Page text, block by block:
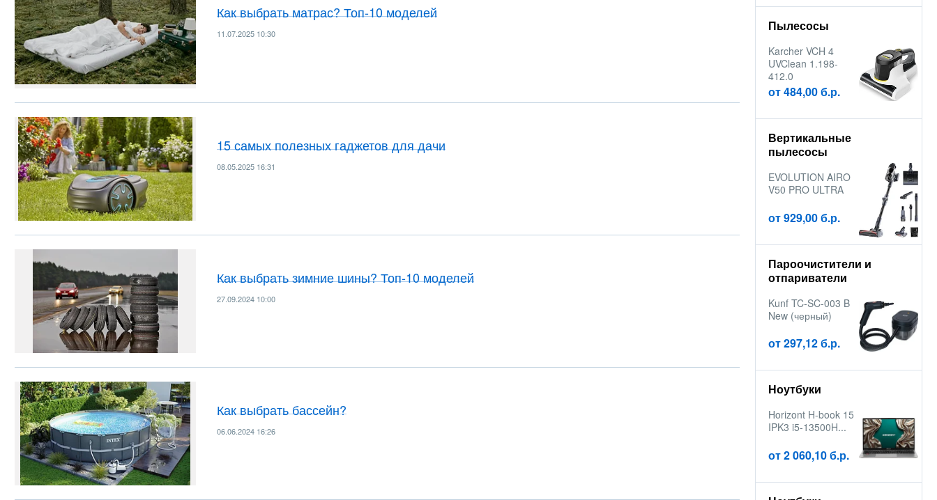
Как выбрать матрас? Топ-10 моделей
11.07.2025 10:30
15 самых полезных гаджетов для дачи
08.05.2025 16:31
Как выбрать зимние шины? Топ-10 моделей
27.09.2024 10:00
Как выбрать бассейн?
06.06.2024 16:26
Пылесосы
Karcher VCH 4
UVClean 1.198-
412.0
от 484,00 б.р.
Вертикальные
пылесосы
EVOLUTION AIRO
V50 PRO ULTRA
от 929,00 б.р.
Пароочистители и
отпариватели
Kunf TC-SC-003 B
New (черный)
от 297,12 б.р.
Ноутбуки
Horizont H-book 15
IPK3 i5-13500H...
от 2 060,10 б.р.